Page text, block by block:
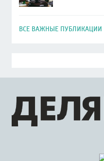
ВСЕ ВАЖНЫЕ ПУБЛИКАЦИИ